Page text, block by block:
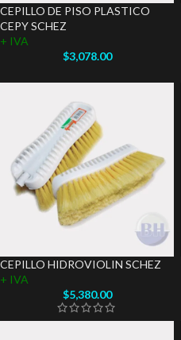
CEPILLO DE PISO PLASTICO
CEPY SCHEZ
+ IVA
$3,078.00
CEPILLO HIDROVIOLIN SCHEZ
+ IVA
$5,380.00